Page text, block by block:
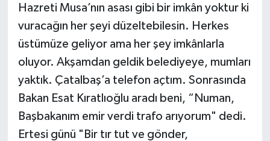
Hazreti Musa’nın asası gibi bir imkân yoktur ki
vuracağın her şeyi düzeltebilesin. Herkes
üstümüze geliyor ama her şey imkânlarla
oluyor. Akşamdan geldik belediyeye, mumları
yaktık. Çatalbaş’a telefon açtım. Sonrasında
Bakan Esat Kıratlıoğlu aradı beni, “Numan,
Başbakanım emir verdi trafo arıyorum" dedi.
Ertesi günü "Bir tır tut ve gönder,